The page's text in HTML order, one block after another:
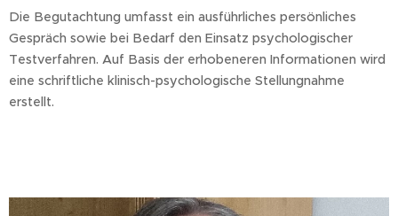
Die Begutachtung umfasst ein ausführliches persönliches
Gespräch sowie bei Bedarf den Einsatz psychologischer
Testverfahren. Auf Basis der erhobeneren Informationen wird
eine schriftliche klinisch-psychologische Stellungnahme
erstellt.